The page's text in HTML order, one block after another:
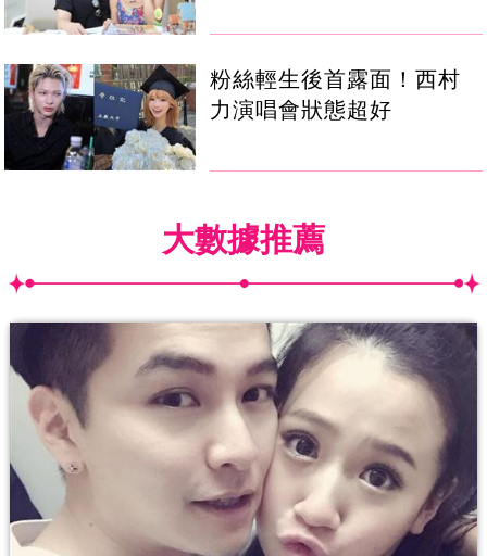
粉絲輕生後首露面！西村
力演唱會狀態超好
大數據推薦